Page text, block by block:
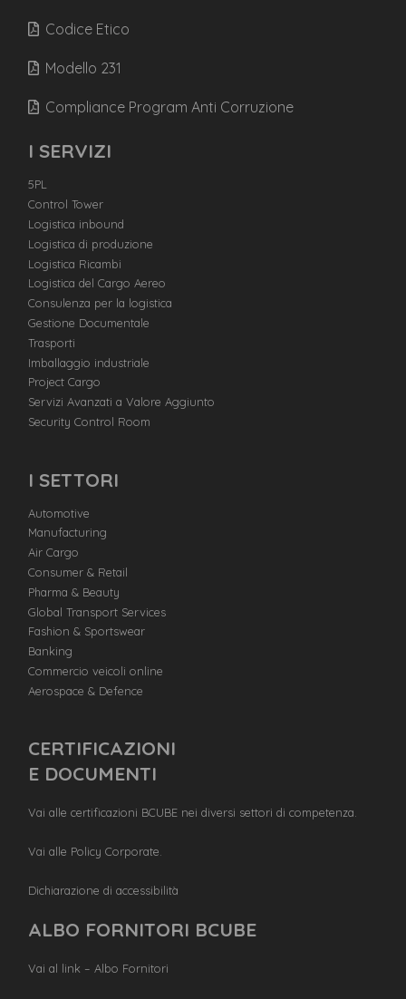
Codice Etico
Modello 231
Compliance Program Anti Corruzione
I SERVIZI
5PL
Control Tower
Logistica inbound
Logistica di produzione
Logistica Ricambi
Logistica del Cargo Aereo
Consulenza per la logistica
Gestione Documentale
Trasporti
Imballaggio industriale
Project Cargo
Servizi Avanzati a Valore Aggiunto
Security Control Room
I SETTORI
Automotive
Manufacturing
Air Cargo
Consumer & Retail
Pharma & Beauty
Global Transport Services
Fashion & Sportswear
Banking
Commercio veicoli online
Aerospace & Defence
CERTIFICAZIONI
E DOCUMENTI
Vai alle certificazioni BCUBE nei diversi settori di competenza.
Vai alle Policy Corporate.
Dichiarazione di accessibilità
ALBO FORNITORI BCUBE
Vai al link – Albo Fornitori